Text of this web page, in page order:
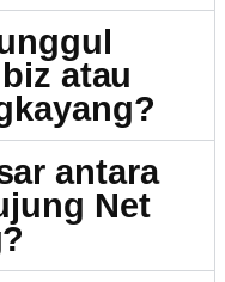
atau
antara
Net